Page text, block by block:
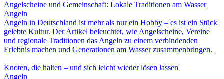
Angelscheine und Gemeinschaft: Lokale Traditionen am Wasser
Angeln
Angeln in Deutschland ist mehr als nur ein Hobby – es ist ein Stück
gelebte Kultur. Der Artikel beleuchtet, wie Angelscheine, Vereine
und regionale Traditionen das Angeln zu einem verbindenden
Erlebnis machen und Generationen am Wasser zusammenbringen.
Knoten, die halten – und sich leicht wieder lösen lassen
Angeln